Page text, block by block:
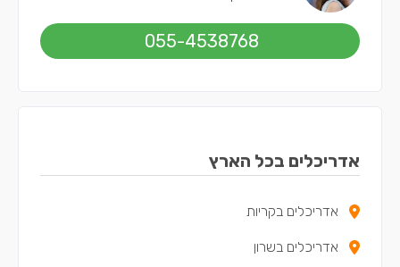
055-4538768
אדריכלים בכל הארץ
אדריכלים בקריות
אדריכלים בשרון